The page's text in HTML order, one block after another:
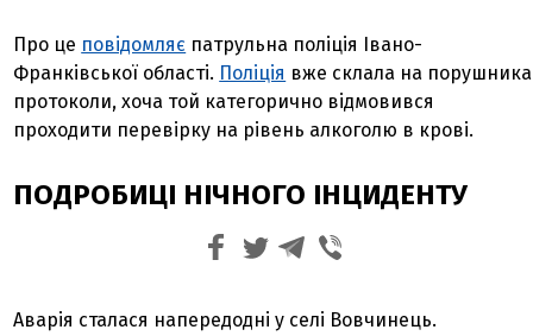
Про це повідомляє патрульна поліція Івано-
Франківської області. Поліція вже склала на порушника
протоколи, хоча той категорично відмовився
проходити перевірку на рівень алкоголю в крові.
ПОДРОБИЦІ НІЧНОГО ІНЦИДЕНТУ
Аварія сталася напередодні у селі Вовчинець.